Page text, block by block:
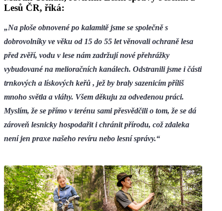
Lesů ČR, říká:
„Na ploše obnovené po kalamitě jsme se společně s
dobrovolníky ve věku od 15 do 55 let věnovali ochraně lesa
před zvěří, vodu v lese nám zadržují nové přehrážky
vybudované na melioračních kanálech. Odstranili jsme i části
trnkových a lískových keřů , jež by braly sazenicím příliš
mnoho světla a vláhy. Všem děkuju za odvedenou práci.
Myslím, že se přímo v terénu sami přesvědčili o tom, že se dá
zároveň lesnicky hospodařit i chránit přírodu, což zdaleka
není jen praxe našeho revíru nebo lesní správy.“